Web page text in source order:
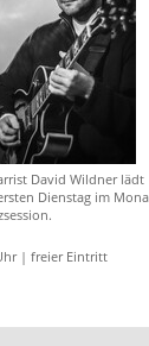
David Wildner lädt
Dienstag im
| freier Eintritt